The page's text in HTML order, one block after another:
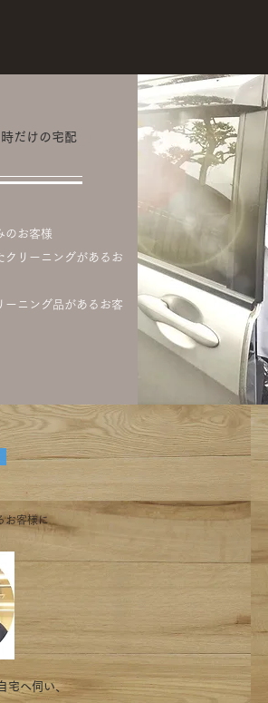
時だけの宅配
のお客様
クリーニングがあるお
ーニング品があるお客
お客様に
宅へ伺い、